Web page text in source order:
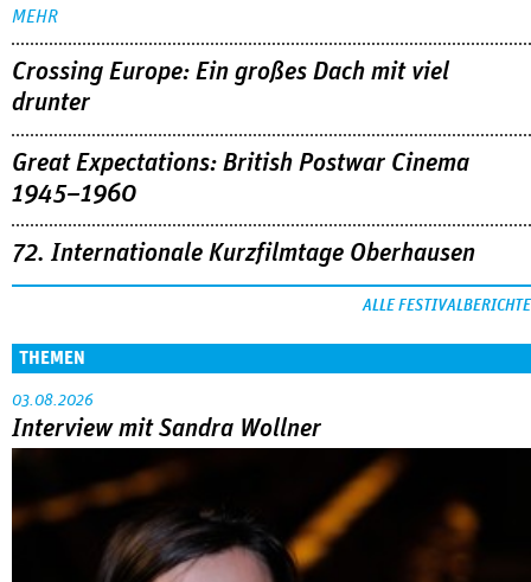
MEHR
Crossing Europe: Ein großes Dach mit viel
drunter
Great Expectations: British Postwar Cinema
1945–1960
72. Internationale Kurzfilmtage Oberhausen
ALLE FESTIVALBERICHTE
THEMEN
03.08.2026
Interview mit Sandra Wollner